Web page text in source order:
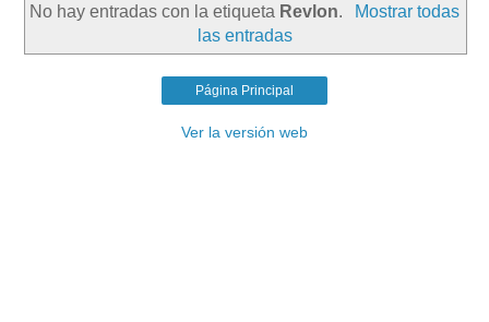
No hay entradas con la etiqueta Revlon.
Mostrar todas
las entradas
Página Principal
Ver la versión web